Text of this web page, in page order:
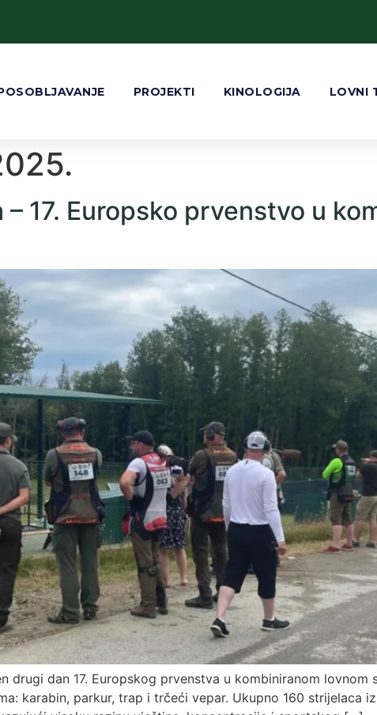
PROJEKTI KINOLOGIJA LOVNI
– 17. Europsko prvenstvo u
drugi dan 17. Europskog prvenstva u kombiniranom
karabin, parkur, trap i trčeći vepar. Ukupno 160 strijelaca